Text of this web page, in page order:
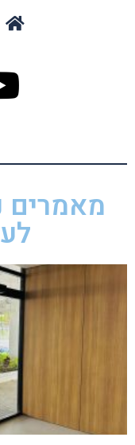
מאמרים